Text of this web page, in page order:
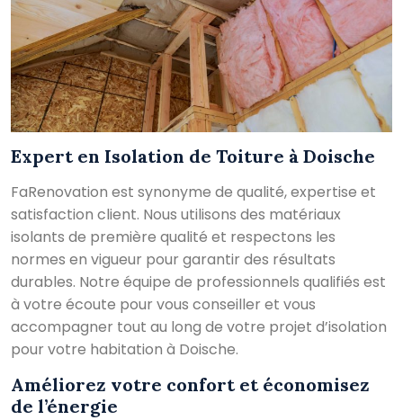
Expert en Isolation de Toiture à Doische
FaRenovation est synonyme de qualité, expertise et
satisfaction client. Nous utilisons des matériaux
isolants de première qualité et respectons les
normes en vigueur pour garantir des résultats
durables. Notre équipe de professionnels qualifiés est
à votre écoute pour vous conseiller et vous
accompagner tout au long de votre projet d’isolation
pour votre habitation à Doische.
Améliorez votre confort et économisez
de l’énergie